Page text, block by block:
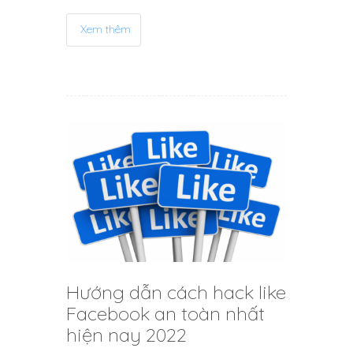
Xem thêm
Hướng dẫn cách hack like
Facebook an toàn nhất
hiện nay 2022